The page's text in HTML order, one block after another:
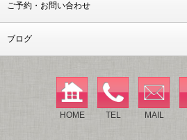
ご予約・お問い合わせ
ブログ
HOME TEL MAIL